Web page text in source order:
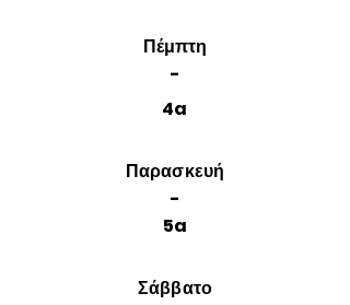
Πέμπτη
-
4a
Παρασκευή
-
5a
Σάββατο